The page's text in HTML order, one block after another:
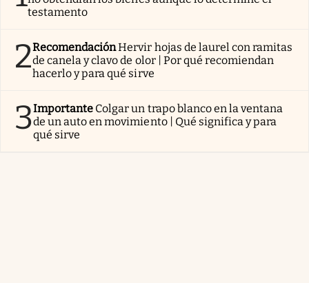
testamento
2RecomendaciónHervir hojas de laurel con ramitas
de canela y clavo de olor | Por qué recomiendan
hacerlo y para qué sirve
3Importante Colgar un trapo blanco en la ventana
de un auto en movimiento | Qué significa y para
qué sirve